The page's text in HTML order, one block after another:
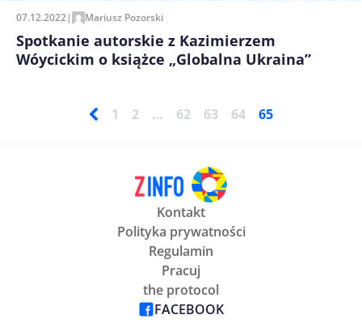
07.12.2022| Mariusz Pozorski
Spotkanie autorskie z Kazimierzem
Wóycickim o książce „Globalna Ukraina”
1 2 … 62 63 64 65
Kontakt
Polityka prywatności
Regulamin
Pracuj
the protocol
FACEBOOK